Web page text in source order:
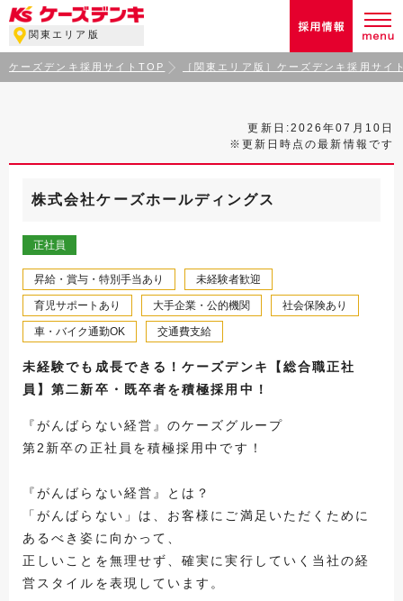
関東エリア版
ケーズデンキ採用サイトTOP ［関東エリア版］ケーズデンキ採用サイ
更新日:2026年07月10日
※更新日時点の最新情報です
株式会社ケーズホールディングス
正社員
昇給・賞与・特別手当あり 未経験者歓迎
育児サポートあり 大手企業・公的機関 社会保険あり
車・バイク通勤OK 交通費支給
未経験でも成長できる！ケーズデンキ【総合職正社
員】第二新卒・既卒者を積極採用中！
『がんばらない経営』のケーズグループ
第2新卒の正社員を積極採用中です！
『がんばらない経営』とは？
「がんばらない」は、お客様にご満足いただくために
あるべき姿に向かって、
正しいことを無理せず、確実に実行していく当社の経
営スタイルを表現しています。